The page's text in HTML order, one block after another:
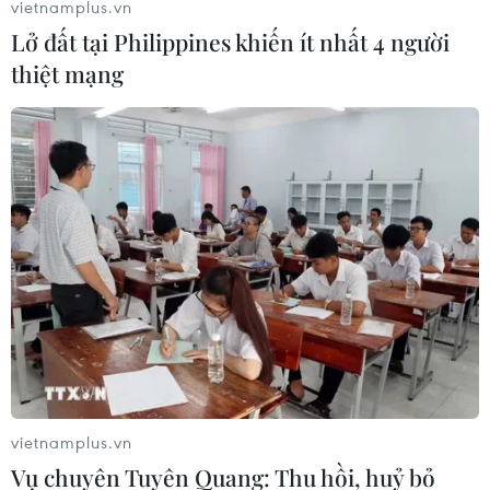
Khí carbon từ cháy rừng ở Australia tương
đương với cháy rừng Amazon
09/01/2020 14:25
Khí carbon thải ra từ các đám cháy rừng đang hoành
hành tại Australia ngang với lượng khí thải carbon do
thảm họa cháy rừng nhiệt đới Amazon gây ra hồi năm
2019.
vietnamplus.vn
Lở đất tại Philippines khiến ít nhất 4 người
thiệt mạng
vietnamplus.vn
Vụ chuyên Tuyên Quang: Thu hồi, huỷ bỏ